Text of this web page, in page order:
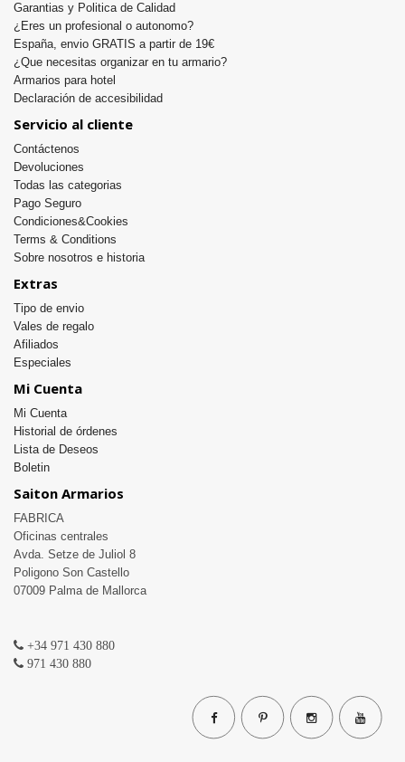
Garantias y Politica de Calidad
¿Eres un profesional o autonomo?
España, envio GRATIS a partir de 19€
¿Que necesitas organizar en tu armario?
Armarios para hotel
Declaración de accesibilidad
Servicio al cliente
Contáctenos
Devoluciones
Todas las categorias
Pago Seguro
Condiciones&Cookies
Terms & Conditions
Sobre nosotros e historia
Extras
Tipo de envio
Vales de regalo
Afiliados
Especiales
Mi Cuenta
Mi Cuenta
Historial de órdenes
Lista de Deseos
Boletin
Saiton Armarios
FABRICA
Oficinas centrales
Avda. Setze de Juliol 8
Poligono Son Castello
07009 Palma de Mallorca
+34 971 430 880
971 430 880